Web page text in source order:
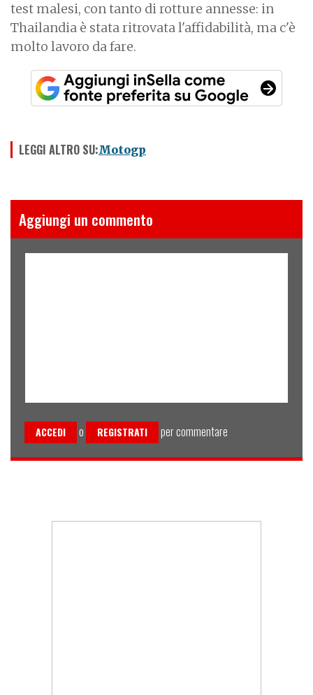
test malesi, con tanto di rotture annesse: in
Thailandia è stata ritrovata l'affidabilità, ma c'è
molto lavoro da fare.
LEGGI ALTRO SU:Motogp
Aggiungi un commento
ACCEDI o REGISTRATI per commentare